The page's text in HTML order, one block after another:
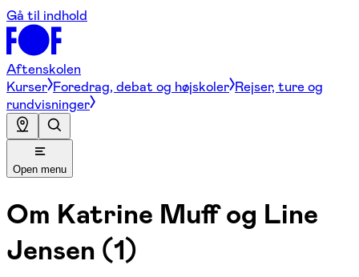
Gå til indhold
Aftenskolen
Kurser Foredrag, debat og højskoler Rejser, ture og
rundvisninger
Open menu
Om Katrine Muff og Line
Jensen (1)